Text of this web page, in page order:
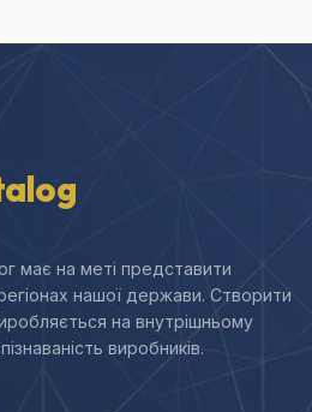
має на меті представити
нашої держави. Створити
на внутрішньому
виробників.